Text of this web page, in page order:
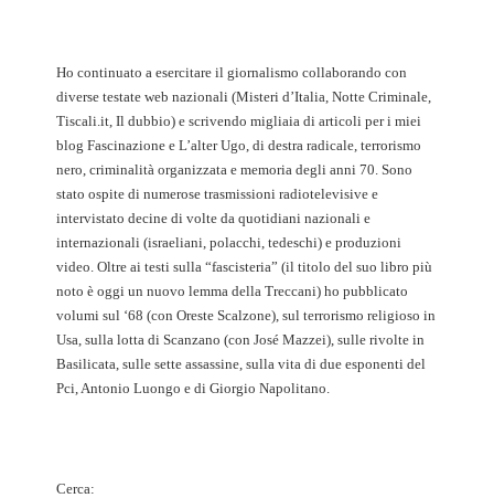
Ho continuato a esercitare il giornalismo collaborando con
diverse testate web nazionali (Misteri d’Italia, Notte Criminale,
Tiscali.it, Il dubbio) e scrivendo migliaia di articoli per i miei
blog Fascinazione e L’alter Ugo, di destra radicale, terrorismo
nero, criminalità organizzata e memoria degli anni 70. Sono
stato ospite di numerose trasmissioni radiotelevisive e
intervistato decine di volte da quotidiani nazionali e
internazionali (israeliani, polacchi, tedeschi) e produzioni
video. Oltre ai testi sulla “fascisteria” (il titolo del suo libro più
noto è oggi un nuovo lemma della Treccani) ho pubblicato
volumi sul ‘68 (con Oreste Scalzone), sul terrorismo religioso in
Usa, sulla lotta di Scanzano (con José Mazzei), sulle rivolte in
Basilicata, sulle sette assassine, sulla vita di due esponenti del
Pci, Antonio Luongo e di Giorgio Napolitano.
Cerca: